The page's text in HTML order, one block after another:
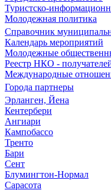
Туристско-
Молодежная политика
Справочник
Календарь мероприятий
Молодежные
Реестр НКО -
Международные
Города партнеры
Эрланген, Йена
Кентербери
Ангиари
Кампобассо
Тренто
Бари
Сент
Блумингтон-Нормал
Сарасота